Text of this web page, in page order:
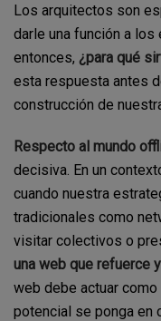
Los arquitectos son
darle una función a
entonces, ¿para qué
esta respuesta antes
construcción de
Respecto al mundo
decisiva. En un
cuando nuestra
tradicionales como
visitar colectivos o
una web que refuerce
web debe actuar
potencial se ponga en